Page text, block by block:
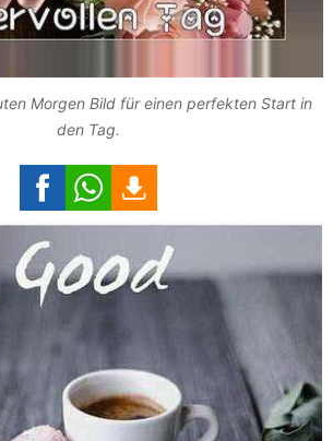
Morgen Bild für einen perfekten Start in
den Tag.